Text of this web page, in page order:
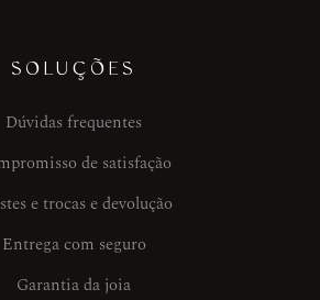
SOLUÇÕES
Dúvidas frequentes
de satisfação
e trocas e devolução
Entrega com seguro
Garantia da joia